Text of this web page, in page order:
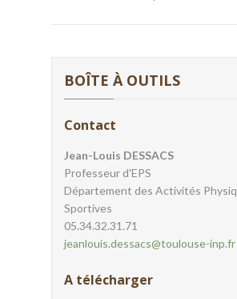
BOÎTE À OUTILS
Contact
Jean-Louis DESSACS
Professeur d'EPS
Département des Activités
Sportives
05.34.32.31.71
jeanlouis.dessacs@toulouse-inp.fr
A télécharger